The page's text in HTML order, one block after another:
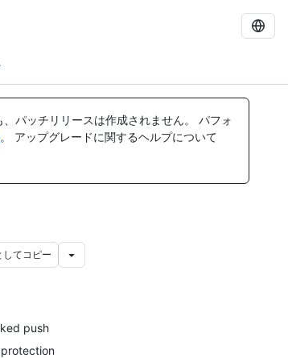
パッチリリースは作成されません。 パフォ
。 アップグレードに関するヘルプについて
てコピー
push